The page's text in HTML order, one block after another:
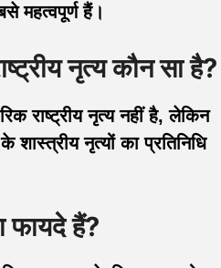
महत्वपूर्ण हैं।
नृत्य कौन सा है?
राष्ट्रीय नृत्य नहीं है, लेकिन
नृत्यों का प्रतिनिधि
फायदे हैं?